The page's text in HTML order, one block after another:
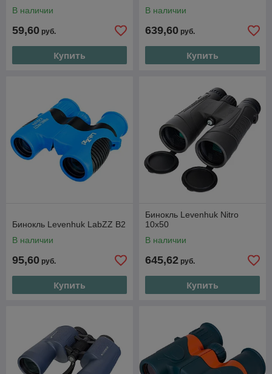
В наличии
59,60 руб.
Купить
В наличии
639,60 руб.
Купить
Бинокль Levenhuk LabZZ B2
В наличии
95,60 руб.
Купить
Бинокль Levenhuk Nitro
10x50
В наличии
645,62 руб.
Купить